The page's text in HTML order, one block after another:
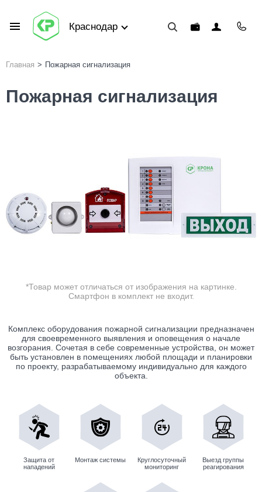
Краснодар
Главная > Пожарная сигнализация
Пожарная сигнализация
*Товар может отличаться от изображения на картинке.
Смартфон в комплект не входит.
Комплекс оборудования пожарной сигнализации предназначен
для своевременного выявления и оповещения о начале
возгорания. Сочетая в себе современные устройства, он может
быть установлен в помещениях любой площади и планировки
по проекту, разрабатываемому индивидуально для каждого
объекта.
Защита от
нападений
Монтаж системы
Круглосуточный
мониторинг
Выезд группы
реагирования